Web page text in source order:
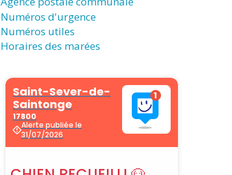
Numéros d'urgence
Numéros utiles
Horaires des marées